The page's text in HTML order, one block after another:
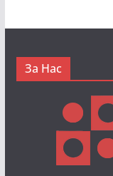
За Нас